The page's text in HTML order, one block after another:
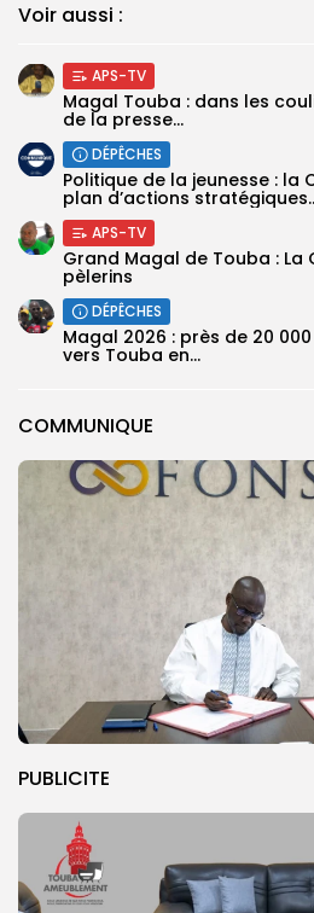
COMMUNIQUE
PUBLICITE
Voir aussi :
APS-TV
Magal Touba : dans les
de la presse...
DÉPÊCHES
Politique de la jeunesse : la
plan d’actions
APS-TV
Grand Magal de Touba : La
pèlerins
DÉPÊCHES
Magal 2026 : près de 20
vers Touba en...